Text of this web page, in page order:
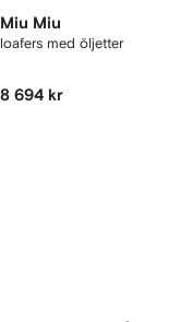
Miu Miu
loafers med öljetter
8 694 kr